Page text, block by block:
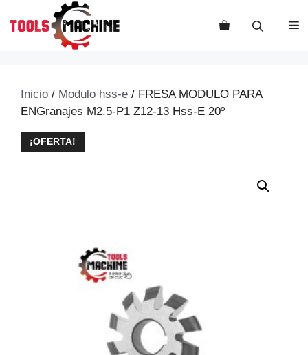
Inicio / Modulo hss-e / FRESA MODULO PARA
ENGranajes M2.5-P1 Z12-13 Hss-E 20º
¡OFERTA!